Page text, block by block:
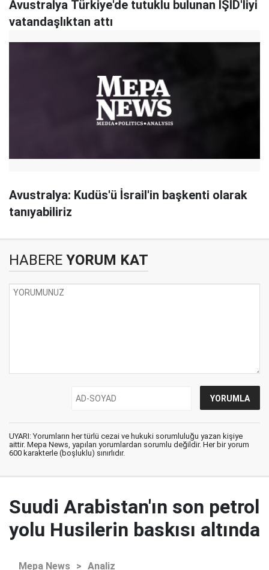
Avustralya Türkiye'de tutuklu bulunan IŞİD'liyi
vatandaşlıktan attı
Avustralya: Kudüs'ü İsrail'in başkenti olarak
tanıyabiliriz
HABERE YORUM KAT
UYARI: Yorumların her türlü cezai ve hukuki sorumluluğu yazan kişiye
aittir. Mepa News, yapılan yorumlardan sorumlu değildir. Her bir yorum
600 karakterle (boşluklu) sınırlıdır.
Suudi Arabistan'ın son petrol
yolu Husilerin baskısı altında
Mepa News > Analiz